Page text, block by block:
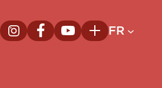
InstagramNouvelle fenêtre
FacebookNouvelle fenêtre
YoutubeNouvelle
PlusFR